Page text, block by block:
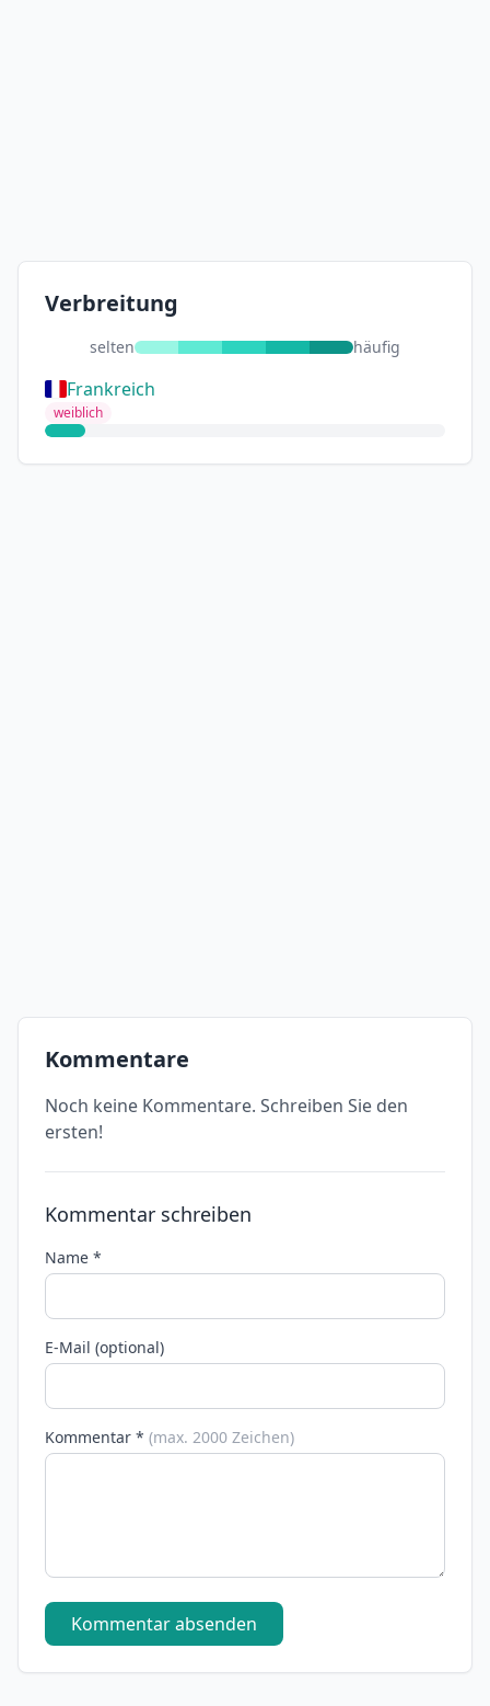
Verbreitung
selten häufig
Frankreich
weiblich
Kommentare
Noch keine Kommentare. Schreiben Sie den
ersten!
Kommentar schreiben
Name *
E-Mail (optional)
Kommentar * (max. 2000 Zeichen)
Kommentar absenden